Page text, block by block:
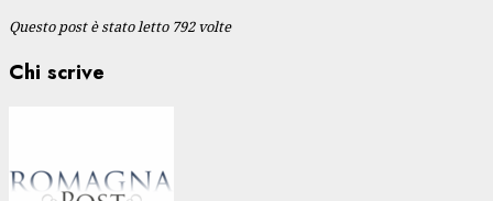
Questo post è stato letto 792 volte
Chi scrive